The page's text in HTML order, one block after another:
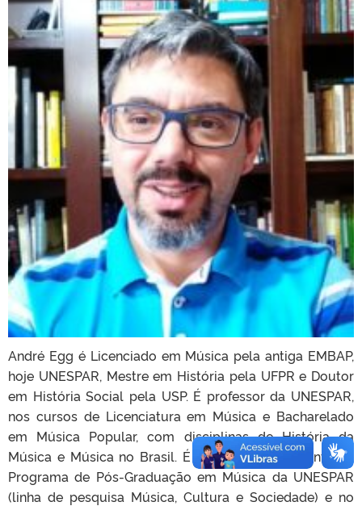
André Egg é Licenciado em Música pela antiga EMBAP,
hoje UNESPAR, Mestre em História pela UFPR e Doutor
em História Social pela USP. É professor da UNESPAR,
nos cursos de Licenciatura em Música e Bacharelado
em Música Popular, com disciplinas de História da
Música e Música no Brasil. É professor permanente no
Programa de Pós-Graduação em Música da UNESPAR
(linha de pesquisa Música, Cultura e Sociedade) e no